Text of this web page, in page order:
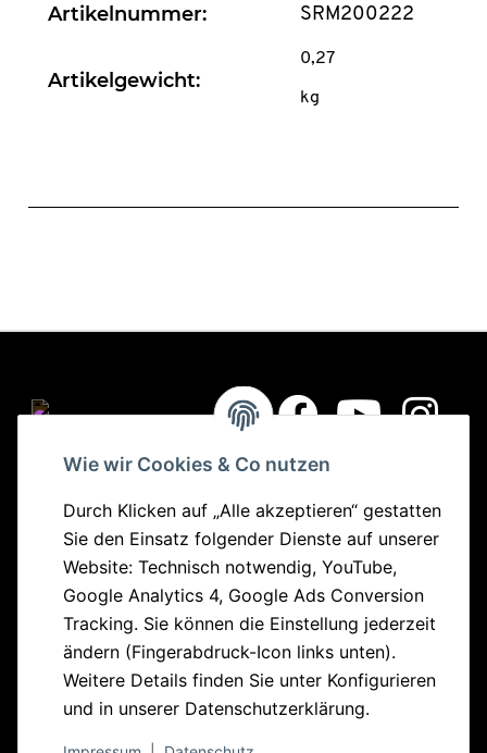
Artikelnummer: SRM200222
Artikelgewicht:
0,27
kg
Bikes
Parts
Sonderangebote
Informationen
Zahlungsmöglichkeiten
Wie wir Cookies & Co nutzen
Durch Klicken auf „Alle akzeptieren“ gestatten
Sie den Einsatz folgender Dienste auf unserer
Website: Technisch notwendig, YouTube,
Google Analytics 4, Google Ads Conversion
Tracking. Sie können die Einstellung jederzeit
ändern (Fingerabdruck-Icon links unten).
Weitere Details finden Sie unter Konfigurieren
und in unserer Datenschutzerklärung.